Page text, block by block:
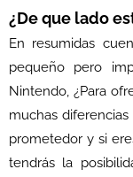
¿De que lado
En resumidas
pequeño pero
Nintendo, ¿Para
muchas
prometedor y si
tendrás la